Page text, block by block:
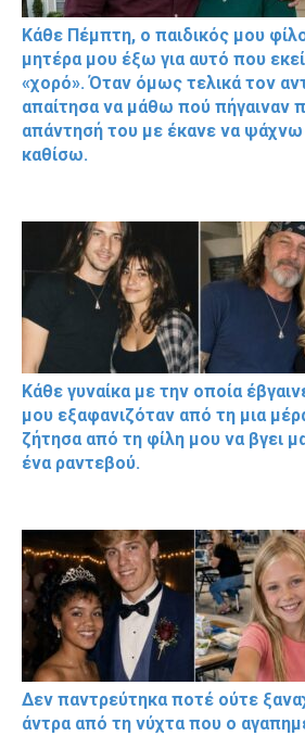
Κάθε Πέμπτη, ο παιδικός μου
μητέρα μου έξω για αυτό που
«χορό». Όταν όμως τελικά τον
απαίτησα να μάθω πού πήγαιναν
απάντησή του με έκανε να
καθίσω.
Κάθε γυναίκα με την οποία
μου εξαφανιζόταν από τη μια
ζήτησα από τη φίλη μου να βγει
ένα ραντεβού.
Δεν παντρεύτηκα ποτέ ούτε
άντρα από τη νύχτα που ο